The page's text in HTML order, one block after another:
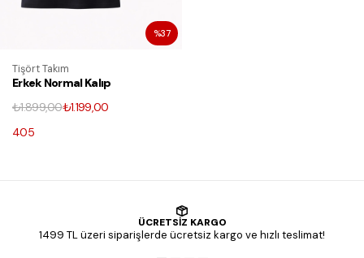
%37
Tişört Takım
Erkek Normal Kalıp
5'li Basic Tişört Seti
₺1.199,00
₺1.899,00
405
ÜCRETSİZ KARGO
1499 TL üzeri siparişlerde ücretsiz kargo ve hızlı teslimat!